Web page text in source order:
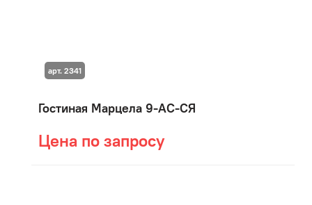
Гостиная Марцела 9-АС-СЯ
Цена по запросу
арт. 2341